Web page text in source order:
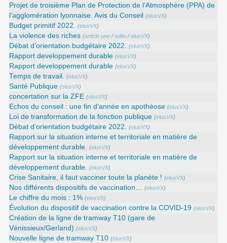
Projet de troisième Plan de Protection de l’Atmosphère (PPA) de
l’agglomération lyonnaise. Avis du Conseil
(elusVX)
Budget primitif 2022. (elusVX)
La violence des riches (article une /edito /elusVX)
Débat d’orientation budgétaire 2022. (elusVX)
Rapport developpement durable (elusVX)
Rapport developpement durable (elusVX)
Temps de travail. (elusVX)
Santé Publique (elusVX)
concertation sur la ZFE (elusVX)
Echos du conseil : une fin d’année en apothéose (elusVX)
Loi de transformation de la fonction publique (elusVX)
Débat d’orientation budgétaire 2022. (elusVX)
Rapport sur la situation interne et territoriale en matière de
développement durable. (elusVX)
Rapport sur la situation interne et territoriale en matière de
développement durable. (elusVX)
Crise Sanitaire, il faut vacciner toute la planète ! (elusVX)
Nos différents dispositifs de vaccination… (elusVX)
Le chiffre du mois : 1% (elusVX)
Évolution du dispositif de vaccination contre la COVID-19 (elusVX)
Création de la ligne de tramway T10 (gare de
Vénissieux/Gerland) (elusVX)
Nouvelle ligne de tramway T10 (elusVX)